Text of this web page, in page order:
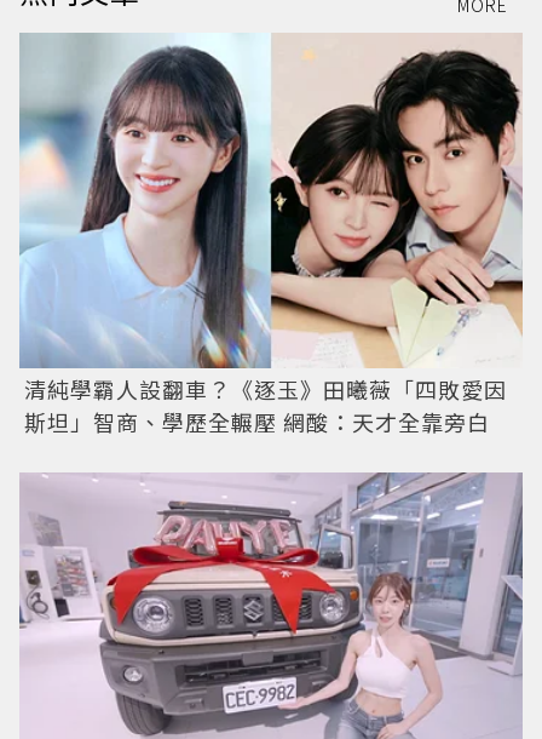
MORE
清純學霸人設翻車？《逐玉》田曦薇「四敗愛因
斯坦」智商、學歷全輾壓 網酸：天才全靠旁白